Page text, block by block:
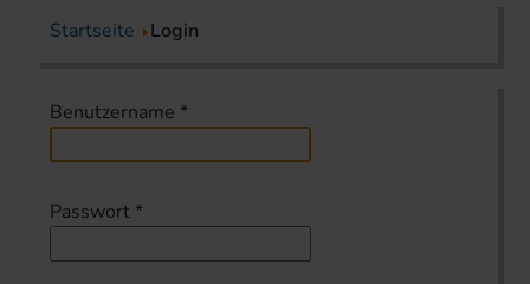
Startseite Login
Benutzername *
Passwort *